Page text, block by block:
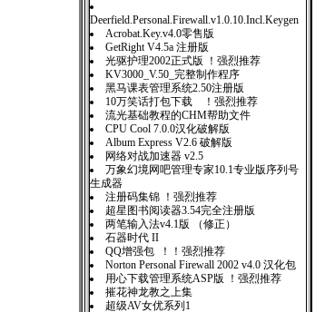
Deerfield.Personal.Firewall.v1.0.10.Incl.Keygen
Acrobat.Key.v4.0零售版
GetRight V4.5a 注册版
光驱护理2002正式版 ！强烈推荐
KV3000_V.50_完整制作程序
黑马课表管理系统2.50注册版
10万笑话打包下载 ！强烈推荐
流光基础教程的CHM帮助文件
CPU Cool 7.0.0汉化破解版
Album Express V2.6 破解版
网络对战加速器 v2.5
万象幻境网吧管理专家10.1专业版序列号
生成器
注册码集锦 ！强烈推荐
超星图书阅读器3.54完全注册版
两笔输入法v4.1版 （修正）
石器时代 II
QQ增强包 ！！强烈推荐
Norton Personal Firewall 2002 v4.0 汉化包
用心下载管理系统ASP版 ！强烈推荐
摧花神龙教之上集
超级AV女优系列1